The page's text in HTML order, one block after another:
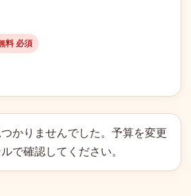
料 必須
かりませんでした。予算を変更
で確認してください。